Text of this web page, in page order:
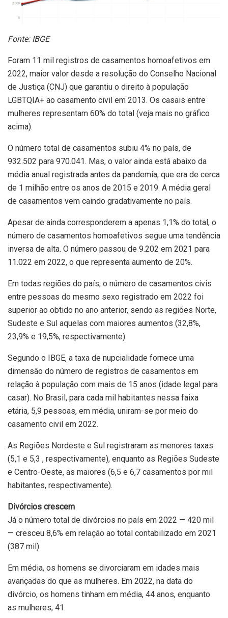
Fonte: IBGE
Foram 11 mil registros de casamentos homoafetivos em
2022, maior valor desde a resolução do Conselho Nacional
de Justiça (CNJ) que garantiu o direito à população
LGBTQIA+ ao casamento civil em 2013. Os casais entre
mulheres representam 60% do total (veja mais no gráfico
acima).
O número total de casamentos subiu 4% no país, de
932.502 para 970.041. Mas, o valor ainda está abaixo da
média anual registrada antes da pandemia, que era de cerca
de 1 milhão entre os anos de 2015 e 2019. A média geral
de casamentos vem caindo gradativamente no país.
Apesar de ainda corresponderem a apenas 1,1% do total, o
número de casamentos homoafetivos segue uma tendência
inversa de alta. O número passou de 9.202 em 2021 para
11.022 em 2022, o que representa aumento de 20%.
Em todas regiões do país, o número de casamentos civis
entre pessoas do mesmo sexo registrado em 2022 foi
superior ao obtido no ano anterior, sendo as regiões Norte,
Sudeste e Sul aquelas com maiores aumentos (32,8%,
23,9% e 19,5%, respectivamente).
Segundo o IBGE, a taxa de nupcialidade fornece uma
dimensão do número de registros de casamentos em
relação à população com mais de 15 anos (idade legal para
casar). No Brasil, para cada mil habitantes nessa faixa
etária, 5,9 pessoas, em média, uniram-se por meio do
casamento civil em 2022.
As Regiões Nordeste e Sul registraram as menores taxas
(5,1 e 5,3 , respectivamente), enquanto as Regiões Sudeste
e Centro-Oeste, as maiores (6,5 e 6,7 casamentos por mil
habitantes, respectivamente).
Divórcios crescem
Já o número total de divórcios no país em 2022 — 420 mil
— cresceu 8,6% em relação ao total contabilizado em 2021
(387 mil).
Em média, os homens se divorciaram em idades mais
avançadas do que as mulheres. Em 2022, na data do
divórcio, os homens tinham em média, 44 anos, enquanto
as mulheres, 41.